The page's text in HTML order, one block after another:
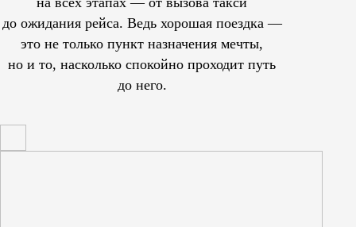
до ожидания рейса. Ведь хорошая поездка —
это не только пункт назначения мечты,
но и то, насколько спокойно проходит путь
до него.